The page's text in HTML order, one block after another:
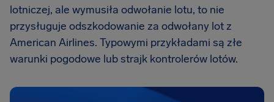
lotniczej, ale wymusiła odwołanie lotu, to nie
przysługuje odszkodowanie za odwołany lot z
American Airlines. Typowymi przykładami są złe
warunki pogodowe lub strajk kontrolerów lotów.